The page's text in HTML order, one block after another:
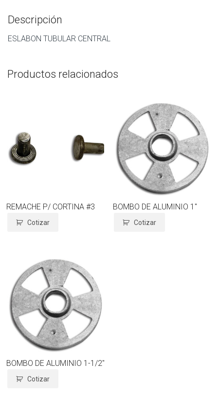
Descripción
ESLABON TUBULAR CENTRAL
Productos relacionados
REMACHE P/ CORTINA #3
Cotizar
BOMBO DE ALUMINIO 1″
Cotizar
BOMBO DE ALUMINIO 1-1/2″
Cotizar